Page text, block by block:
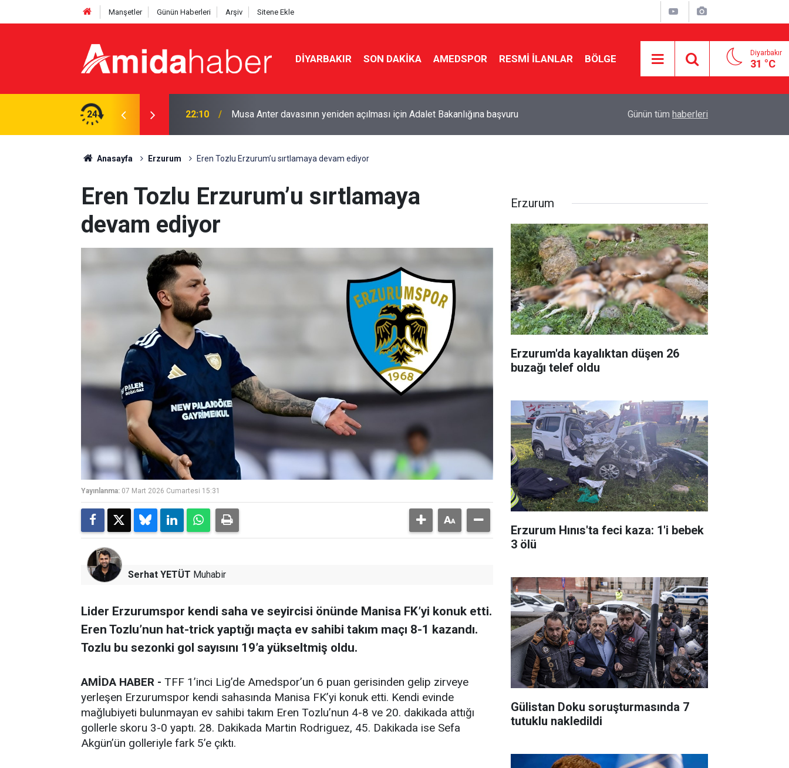
Manşetler Günün Haberleri Arşiv Sitene Ekle
DIYARBAKIR SON DAKIKA AMEDSPOR RESMI İLANLAR BÖLGE Diyarbakır
31 °C
24
için Adalet Bakanlığına başvuru 21:54 Meclis'te ‘Demirtaş’ gerilimi: 'O sizin kullanışlı aletiniz değil' Elazığ’da 14 bin 894 afet konutu ve iş yeri inşa
Günün tüm haberleri
Anasayfa Erzurum Eren Tozlu Erzurum’u sırtlamaya devam ediyor
Eren Tozlu Erzurum’u sırtlamaya
devam ediyor
Yayınlanma: 07 Mart 2026 Cumartesi 15:31
Serhat YETÜT Muhabir
Lider Erzurumspor kendi saha ve seyircisi önünde Manisa FK’yi konuk etti.
Eren Tozlu’nun hat-trick yaptığı maçta ev sahibi takım maçı 8-1 kazandı.
Tozlu bu sezonki gol sayısını 19’a yükseltmiş oldu.
AMİDA HABER - TFF 1’inci Lig’de Amedspor’un 6 puan gerisinden gelip zirveye
yerleşen Erzurumspor kendi sahasında Manisa FK’yi konuk etti. Kendi evinde
mağlubiyeti bulunmayan ev sahibi takım Eren Tozlu’nun 4-8 ve 20. dakikada attığı
gollerle skoru 3-0 yaptı. 28. Dakikada Martin Rodriguez, 45. Dakikada ise Sefa
Akgün’ün golleriyle fark 5’e çıktı.
Erzurum
Erzurum'da kayalıktan düşen 26
buzağı telef oldu
Erzurum Hınıs'ta feci kaza: 1'i bebek
3 ölü
Gülistan Doku soruşturmasında 7
tutuklu nakledildi